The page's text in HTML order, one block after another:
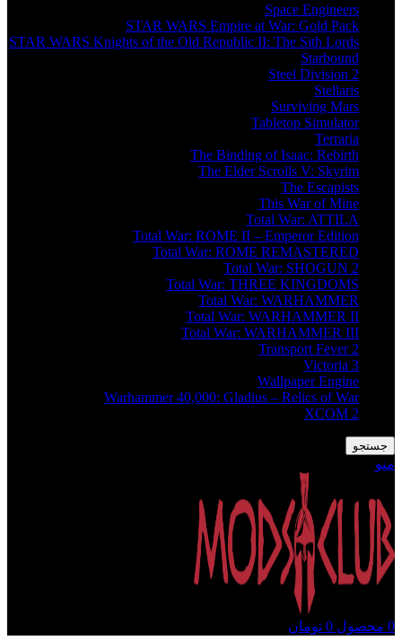
Space Engineers
STAR WARS Empire at War: Gold Pack
STAR WARS Knights of the Old Republic II: The Sith Lords
Starbound
Steel Division 2
Stellaris
Surviving Mars
Tabletop Simulator
Terraria
The Binding of Isaac: Rebirth
The Elder Scrolls V: Skyrim
The Escapists
This War of Mine
Total War: ATTILA
Total War: ROME II – Emperor Edition
Total War: ROME REMASTERED
Total War: SHOGUN 2
Total War: THREE KINGDOMS
Total War: WARHAMMER
Total War: WARHAMMER II
Total War: WARHAMMER III
Transport Fever 2
Victoria 3
Wallpaper Engine
Warhammer 40,000: Gladius – Relics of War
XCOM 2
جستجو
منو
0 محصول 0 تومان